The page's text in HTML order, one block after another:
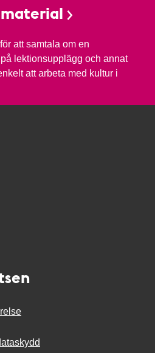
att samtala om en
lektionsupplägg och annat
att arbeta med kultur i